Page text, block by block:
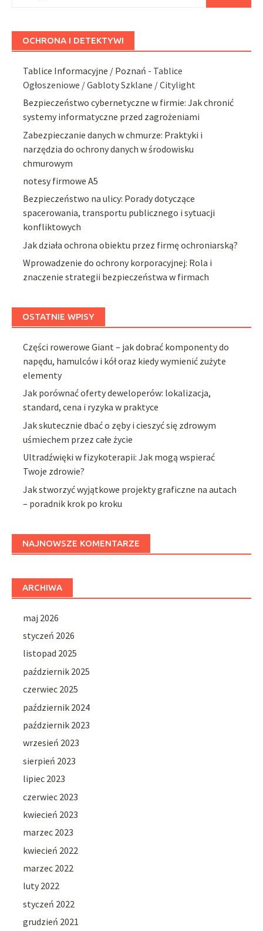
OCHRONA I DETEKTYWI
Tablice Informacyjne / Poznań - Tablice
Ogłoszeniowe / Gabloty Szklane / Citylight
Bezpieczeństwo cybernetyczne w firmie: Jak chronić
systemy informatyczne przed zagrożeniami
Zabezpieczanie danych w chmurze: Praktyki i
narzędzia do ochrony danych w środowisku
chmurowym
notesy firmowe A5
Bezpieczeństwo na ulicy: Porady dotyczące
spacerowania, transportu publicznego i sytuacji
konfliktowych
Jak działa ochrona obiektu przez firmę ochroniarską?
Wprowadzenie do ochrony korporacyjnej: Rola i
znaczenie strategii bezpieczeństwa w firmach
OSTATNIE WPISY
Części rowerowe Giant – jak dobrać komponenty do
napędu, hamulców i kół oraz kiedy wymienić zużyte
elementy
Jak porównać oferty deweloperów: lokalizacja,
standard, cena i ryzyka w praktyce
Jak skutecznie dbać o zęby i cieszyć się zdrowym
uśmiechem przez całe życie
Ultradźwięki w fizykoterapii: Jak mogą wspierać
Twoje zdrowie?
Jak stworzyć wyjątkowe projekty graficzne na autach
– poradnik krok po kroku
NAJNOWSZE KOMENTARZE
ARCHIWA
maj 2026
styczeń 2026
listopad 2025
październik 2025
czerwiec 2025
październik 2024
październik 2023
wrzesień 2023
sierpień 2023
lipiec 2023
czerwiec 2023
kwiecień 2023
marzec 2023
kwiecień 2022
marzec 2022
luty 2022
styczeń 2022
grudzień 2021